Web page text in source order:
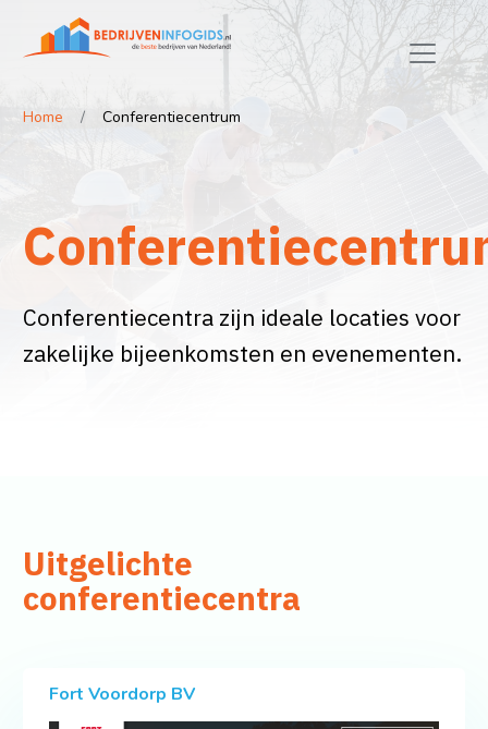
Home Conferentiecentrum
Conferentiecentra zijn ideale locaties voor
zakelijke bijeenkomsten en evenementen.
Uitgelichte
conferentiecentra
Fort Voordorp BV